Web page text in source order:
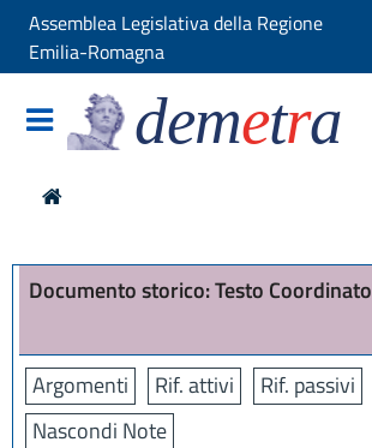
Assemblea Legislativa della Regione
Emilia-Romagna
demetra
Documento storico: Testo Coordinato
Argomenti Rif. attivi Rif. passivi
Nascondi Note